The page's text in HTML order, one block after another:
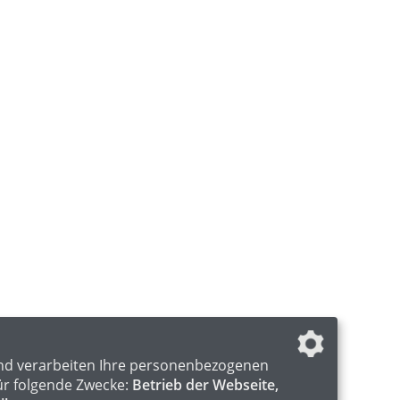
verarbeiten Ihre personenbezogenen
folgende Zwecke: Betrieb der Webseite,